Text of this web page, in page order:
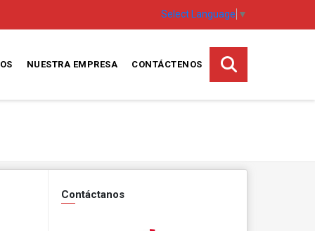
Select Language ▼
NUESTRA EMPRESA CONTÁCTENOS
Contáctanos